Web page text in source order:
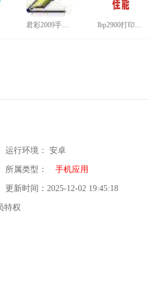
君彩2009手写板驱动旗舰版 lbp2900打印机驱动正版
运行环境： 安卓
所属类型： 手机应用
更新时间：2025-12-02 19:45:18
特权